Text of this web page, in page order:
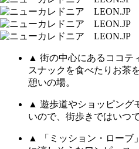
▲ 街の中心にあるココテ
スナックを食べたりお茶
憩いの場。
▲ 遊歩道やショッピング
いので、街歩きではいつ
▲ 「ミッション・ローブ